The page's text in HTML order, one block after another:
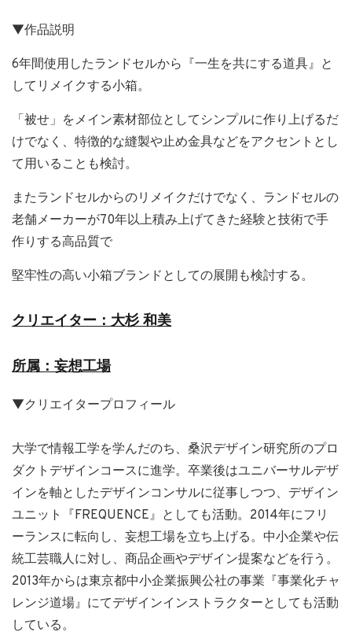
▼作品説明
6年間使用したランドセルから『一生を共にする道具』と
してリメイクする小箱。
「被せ」をメイン素材部位としてシンプルに作り上げるだ
けでなく、特徴的な縫製や止め金具などをアクセントとし
て用いることも検討。
またランドセルからのリメイクだけでなく、ランドセルの
老舗メーカーが70年以上積み上げてきた経験と技術で手
作りする高品質で
堅牢性の高い小箱ブランドとしての展開も検討する。
クリエイター：大杉 和美
所属：妄想工場
▼クリエイタープロフィール
大学で情報工学を学んだのち、桑沢デザイン研究所のプロ
ダクトデザインコースに進学。卒業後はユニバーサルデザ
インを軸としたデザインコンサルに従事しつつ、デザイン
ユニット『FREQUENCE』としても活動。2014年にフリ
ーランスに転向し、妄想工場を立ち上げる。中小企業や伝
統工芸職人に対し、商品企画やデザイン提案などを行う。
2013年からは東京都中小企業振興公社の事業『事業化チャ
レンジ道場』にてデザインインストラクターとしても活動
している。